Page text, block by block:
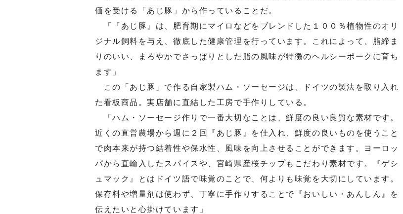
価を受ける「あじ豚」から作っていることだ。
「『あじ豚』は、肥育期にマイロなどをブレンドした１００％植物性のオリ
ジナル飼料を与え、徹底した健康管理を行っています。これによって、脂締ま
りのいい、まろやかでさっぱりとした脂の風味が特徴のヘルシーポークに育ち
ます」
この「あじ豚」で作る自家製ハム・ソーセージは、ドイツの製法を取り入れ
た看板商品。実店舗に直結した工房で手作りしている。
「ハム・ソーセージ作りで一番大切なことは、鮮度の良い良質な素材です。
近くの直営農場から週に２回『あじ豚』を仕入れ、鮮度の良いものを使うこと
で肉本来が持つ結着性や保水性、風味を向上させることができます。ヨーロッ
パから直輸入したスパイスや、宮崎県産桜チップもこだわり素材です。『ゲシ
ュマック』とはドイツ語で味覚のことで、何よりも味覚を大切にしています。
保存料や増量剤は使わず、丁寧に手作りすることで『おいしい・あんしん』を
伝えたいと心掛けています」